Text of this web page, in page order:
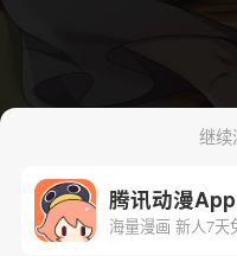
下一话
继续
腾讯动漫App
海量漫画 新人7天